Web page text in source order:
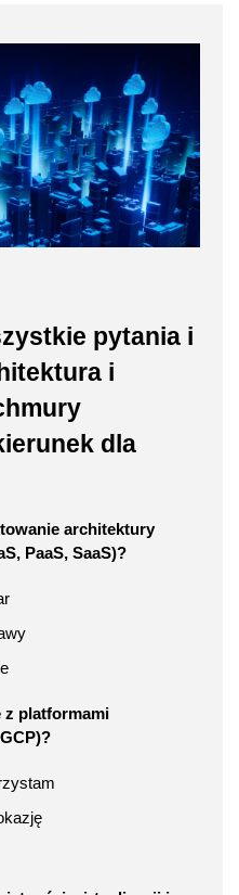
pytania i
i
dla
architektury
PaaS, SaaS)?
z platformami